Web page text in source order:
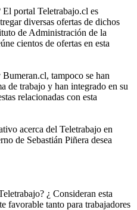
portal Teletrabajo.cl es
diversas ofertas de dichos
de Administración de la
cientos de ofertas en esta
tampoco se han
de trabajo y han integrado en su
relacionadas con esta
acerca del Teletrabajo en
de Sebastián Piñera desea
¿ Consideran esta
favorable tanto para trabajadores